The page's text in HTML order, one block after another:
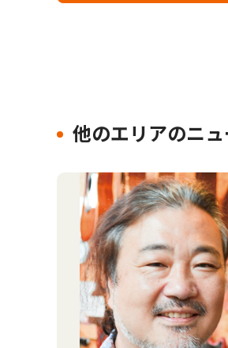
他のエリアのニュ